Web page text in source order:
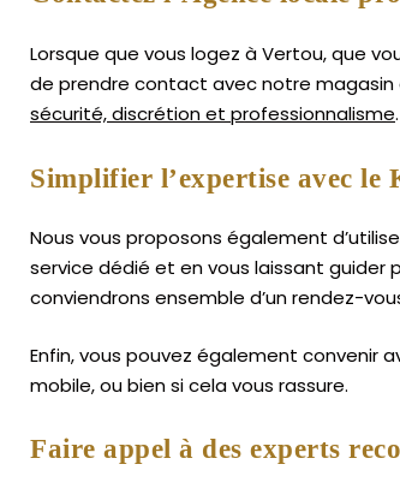
Lorsque que vous logez à Vertou, que
de prendre contact avec notre magasin
sécurité, discrétion et professionnalisme.
Simplifier l’expertise avec le
Nous vous proposons également
service dédié et en vous laissant guider
conviendrons ensemble d’un rendez-
Enfin, vous pouvez également convenir
mobile, ou bien si cela vous rassure.
Faire appel à des experts